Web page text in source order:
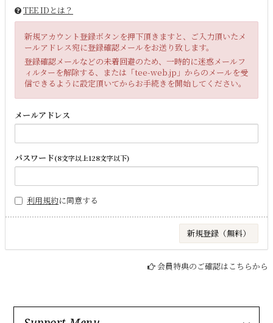
TEE IDとは？
新規アカウント登録ボタンを押下頂きますと、ご入力頂いたメ
ールアドレス宛に登録確認メールをお送り致します。
登録確認メールなどの未着回避のため、一時的に迷惑メールフ
ィルターを解除する、または「tee-web.jp」からのメールを受
信できるように設定頂いてからお手続きを開始してください。
メールアドレス
パスワード(8文字以上128文字以下)
利用規約に同意する
会員特典のご確認はこちらから